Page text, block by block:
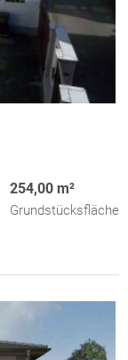
254,00 m²
Grundstücksfläche